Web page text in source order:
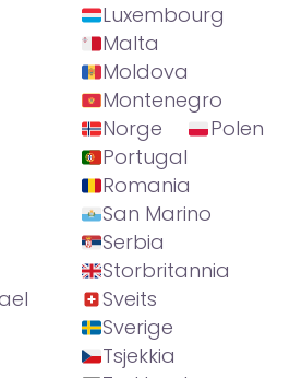
Luxembourg
Malta
Moldova
Montenegro
Norge
Polen
Portugal
Romania
San Marino
Serbia
Storbritannia
Sveits
Sverige
Tsjekkia